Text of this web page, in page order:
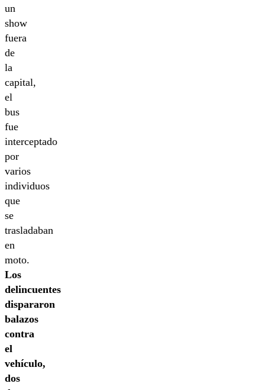
un
show
fuera
de
la
capital,
el
bus
fue
interceptado
por
varios
individuos
que
se
trasladaban
en
moto.
Los
delincuentes
dispararon
balazos
contra
el
vehículo,
dos